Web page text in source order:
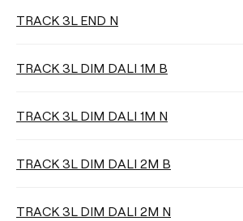
TRACK 3L END N
TRACK 3L DIM DALI 1M B
TRACK 3L DIM DALI 1M N
TRACK 3L DIM DALI 2M B
TRACK 3L DIM DALI 2M N